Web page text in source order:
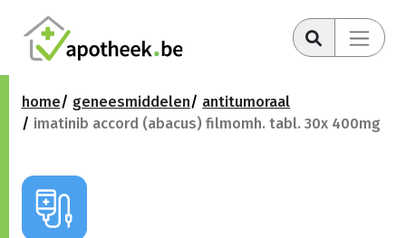
home geneesmiddelen
antitumoraal
imatinib accord (abacus) filmomh. tabl. 30x 400mg